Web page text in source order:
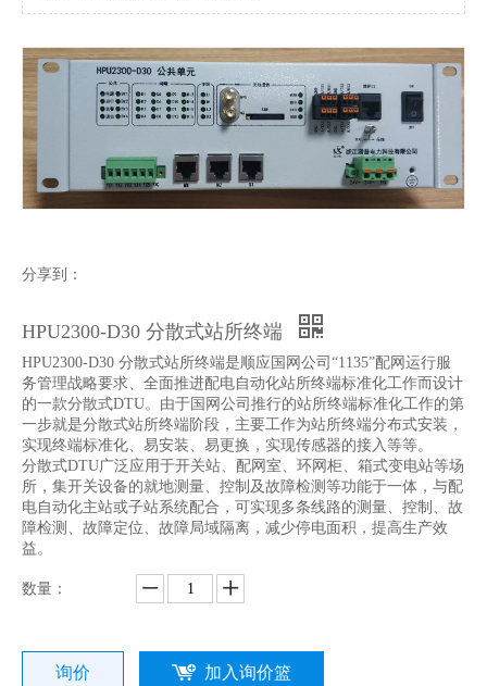
分享到：
HPU2300-D30 分散式站所终端
HPU2300-D30 分散式站所终端是顺应国网公司“1135”配网运行服
务管理战略要求、全面推进配电自动化站所终端标准化工作而设计
的一款分散式DTU。由于国网公司推行的站所终端标准化工作的第
一步就是分散式站所终端阶段，主要工作为站所终端分布式安装，
实现终端标准化、易安装、易更换，实现传感器的接入等等。
分散式DTU广泛应用于开关站、配网室、环网柜、箱式变电站等场
所，集开关设备的就地测量、控制及故障检测等功能于一体，与配
电自动化主站或子站系统配合，可实现多条线路的测量、控制、故
障检测、故障定位、故障局域隔离，减少停电面积，提高生产效
益。
数量：
询价 加入询价篮